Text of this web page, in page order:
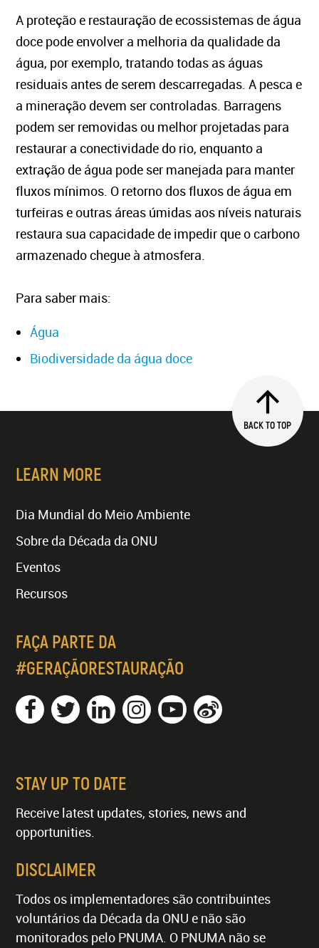
A proteção e restauração de ecossistemas de água
doce pode envolver a melhoria da qualidade da
água, por exemplo, tratando todas as águas
residuais antes de serem descarregadas. A pesca e
a mineração devem ser controladas. Barragens
podem ser removidas ou melhor projetadas para
restaurar a conectividade do rio, enquanto a
extração de água pode ser manejada para manter
fluxos mínimos. O retorno dos fluxos de água em
turfeiras e outras áreas úmidas aos níveis naturais
restaura sua capacidade de impedir que o carbono
armazenado chegue à atmosfera.
Para saber mais:
Água
Biodiversidade da água doce
BACK TO TOP
LEARN MORE
Dia Mundial do Meio Ambiente
Sobre da Década da ONU
Eventos
Recursos
FAÇA PARTE DA
#GERAÇÃORESTAURAÇÃO
STAY UP TO DATE
Receive latest updates, stories, news and
opportunities.
DISCLAIMER
Todos os implementadores são contribuintes
voluntários da Década da ONU e não são
monitorados pelo PNUMA. O PNUMA não se